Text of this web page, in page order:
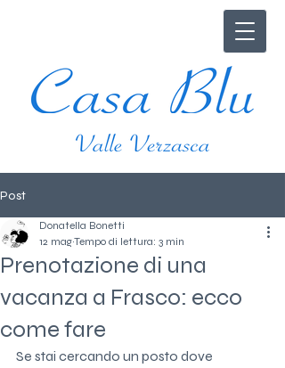
Post
Prenotazione di una
vacanza a Frasco: ecco
come fare
Donatella Bonetti
12 magTempo di lettura: 3 min
Se stai cercando un posto dove